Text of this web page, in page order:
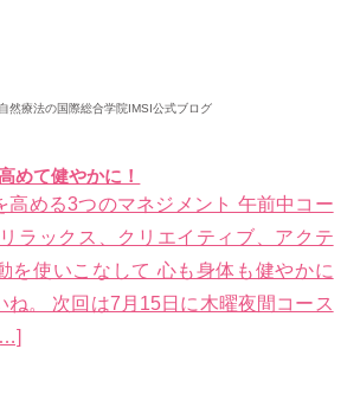
めて健やかに！
高める3つのマネジメント 午前中コー
ラックス、クリエイティブ、アクテ
を使いこなして 心も身体も健やかに
ね。 次回は7月15日に木曜夜間コース